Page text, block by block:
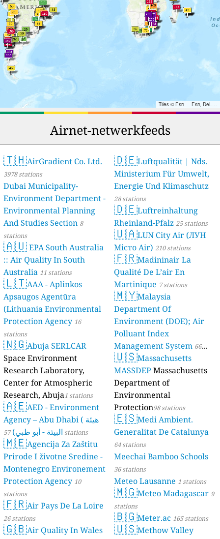
Tiles © Esri — Esri, DeLorme, NAVTEQ, TomTom, Intermap, iPC, USGS, FAO, NPS, NRCAN, GeoBase, Kadaster NL, Ordnance Survey, Esri Japan, METI, Esri China (Hong Kong), and the GIS User Community
Airnet-netwerkfeeds
🇹🇭AirGradient Co. Ltd.
3978 stations
Dubai Municipality-
Environment Department -
Environmental Planning
And Studies Section 8
stations
🇦🇺EPA South Australia
:: Air Quality In South
Australia 11 stations
🇱🇹AAA - Aplinkos
Apsaugos Agentūra
(Lithuania Environmental
Protection Agency 16
stations
🇳🇬Abuja SERLCAR
Space Environment
Research Laboratory,
Center for Atmospheric
Research, Abuja1 stations
🇦🇪AED - Environment
Agency – Abu Dhabi ( هيئة
البيئة - أبو ظبي) 57 stations
🇲🇪Agencija Za Zaštitu
Prirode I životne Sredine -
Montenegro Environement
Protection Agency 10
stations
🇫🇷Air Pays De La Loire
26 stations
🇬🇧Air Quality In Wales
🇩🇪Luftqualität | Nds.
Ministerium Für Umwelt,
Energie Und Klimaschutz
28 stations
🇩🇪Luftreinhaltung
Rheinland-Pfalz 25 stations
🇺🇦LUN City Air (ЛУН
Місто Air) 210 stations
🇫🇷Madininair La
Qualité De L’air En
Martinique 7 stations
🇲🇾Malaysia
Department Of
Environment (DOE); Air
Polluant Index
Management System 66
stations
🇺🇸Massachusetts
MASSDEP Massachusetts
Department of
Environmental
Protection98 stations
🇪🇸Medi Ambient.
Generalitat De Catalunya
64 stations
Meechai Bamboo Schools
36 stations
Meteo Lausanne 1 stations
🇲🇬Meteo Madagascar 9
stations
🇧🇬Meter.ac 165 stations
🇺🇸Methow Valley